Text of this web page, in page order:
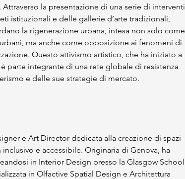
la presentazione di una serie di interventi
istituzionali e delle gallerie d’arte tradizionali,
la rigenerazione urbana, intesa non solo come
ma anche come opposizione ai fenomeni di
Questo attivismo artistico, che ha iniziato a
parte integrante di una rete globale di resistenza
e delle sue strategie di mercato.
e Art Director dedicata alla creazione di spazi
e accessibile. Originaria di Genova, ha
in Interior Design presso la Glasgow School
in Olfactive Spatial Design e Architettura